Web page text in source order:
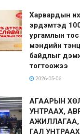
Харвардын
эрдэмтэд
ургамлын
мэндийн
байдлыг
тогтоожээ
2026-05-06
АГААРЫН
УНТРААХ,
ГАЛ